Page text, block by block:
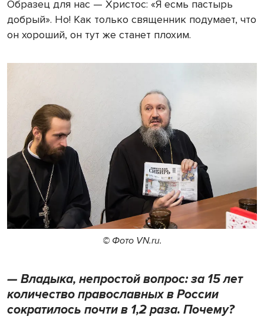
Образец для нас — Христос: «Я есмь пастырь
добрый». Но! Как только священник подумает, что
он хороший, он тут же станет плохим.
© Фото VN.ru.
— Владыка, непростой вопрос: за 15 лет
количество православных в России
сократилось почти в 1,2 раза. Почему?